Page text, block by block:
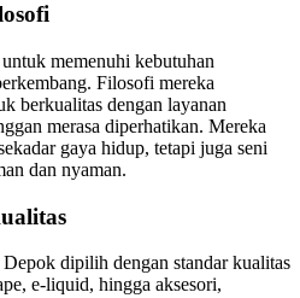
memenuhi kebutuhan
Filosofi mereka
berkualitas dengan layanan
merasa diperhatikan. Mereka
gaya hidup, tetapi juga seni
dan nyaman.
dipilih dengan standar kualitas
e-liquid, hingga aksesori,